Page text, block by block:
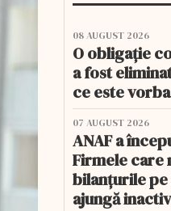
08 AUGUST 2026
O obligație
a fost
ce este vorba
07 AUGUST 2026
ANAF a
Firmele care
bilanțurile pe
ajungă